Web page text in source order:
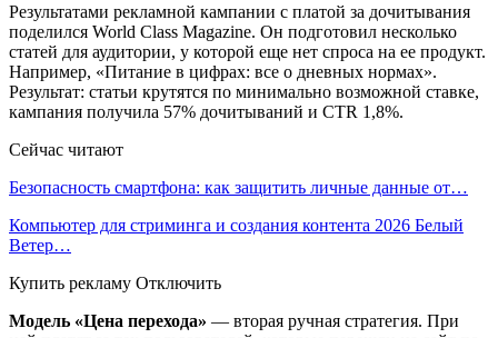
Результатами рекламной кампании с платой за дочитывания
поделился World Class Magazine. Он подготовил несколько
статей для аудитории, у которой еще нет спроса на ее продукт.
Например, «Питание в цифрах: все о дневных нормах».
Результат: статьи крутятся по минимально возможной ставке,
кампания получила 57% дочитываний и CTR 1,8%.
Сейчас читают
Безопасность смартфона: как защитить личные данные от…
Компьютер для стриминга и создания контента 2026 Белый
Ветер…
Купить рекламу Отключить
Модель «Цена перехода» — вторая ручная стратегия. При